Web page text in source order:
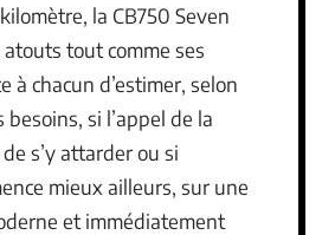
la CB750 Seven
tout comme ses
à chacun d’estimer, selon
si l’appel de la
s’y attarder ou si
mieux ailleurs, sur une
et immédiatement